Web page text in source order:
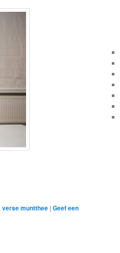
verse muntthee | Geef een